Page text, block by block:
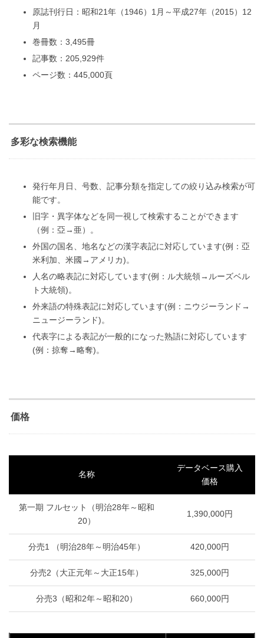
原誌刊行日：昭和21年（1946）1月～平成27年（2015）12
月
巻冊数：3,495冊
記事数：205,929件
ページ数：445,000頁
多彩な検索機能
発行年月日、号数、記事分類を指定しての絞り込み検索が可
能です。
旧字・異字体などを同一視して検索することができます
（例：亞→亜）。
外国の国名、地名などの漢字表記に対応しています(例：亞
米利加、米國→アメリカ)。
人名の略表記に対応しています(例：ル大統領→ルーズベル
ト大統領)。
外来語の特殊表記に対応しています(例：ニウジーランド→
ニュージーランド)。
代表字による表記が一般的になった熟語に対応しています
(例：掠奪→略奪)。
価格
名称
データベース購入
価格
第一期 フルセット（明治28年～昭和
20）
1,390,000円
分売1 （明治28年～明治45年） 420,000円
分売2（大正元年～大正15年） 325,000円
分売3（昭和2年～昭和20） 660,000円